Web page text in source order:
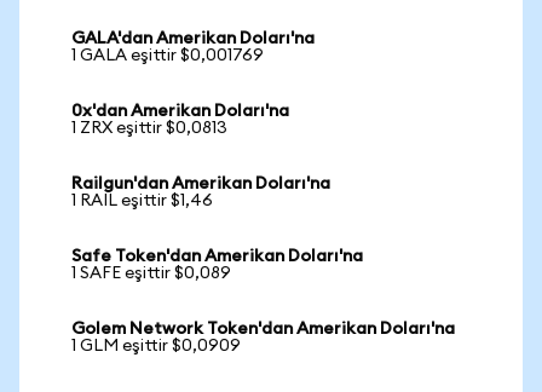
GALA'dan Amerikan Doları'na
1 GALA eşittir $0,001769
0x'dan Amerikan Doları'na
1 ZRX eşittir $0,0813
Railgun'dan Amerikan Doları'na
1 RAIL eşittir $1,46
Safe Token'dan Amerikan Doları'na
1 SAFE eşittir $0,089
Golem Network Token'dan Amerikan Doları'na
1 GLM eşittir $0,0909